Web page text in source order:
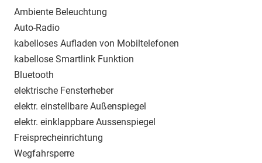
Ambiente Beleuchtung
Auto-Radio
kabelloses Aufladen von Mobiltelefonen
kabellose Smartlink Funktion
Bluetooth
elektrische Fensterheber
elektr. einstellbare Außenspiegel
elektr. einklappbare Aussenspiegel
Freisprecheinrichtung
Wegfahrsperre